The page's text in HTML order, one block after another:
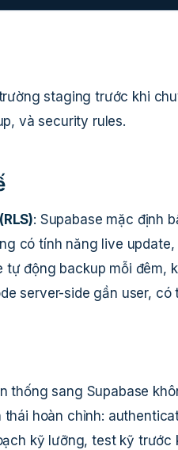
staging trước khi
và security rules.
: Supabase mặc định
có tính năng live
tự động backup mỗi đêm,
server-side gần user,
thống sang Supabase
hoàn chỉnh:
kỹ lưỡng, test kỹ